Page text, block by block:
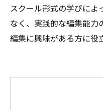
スクール形式の学びによ
なく、実践的な編集能力
編集に興味がある方に役